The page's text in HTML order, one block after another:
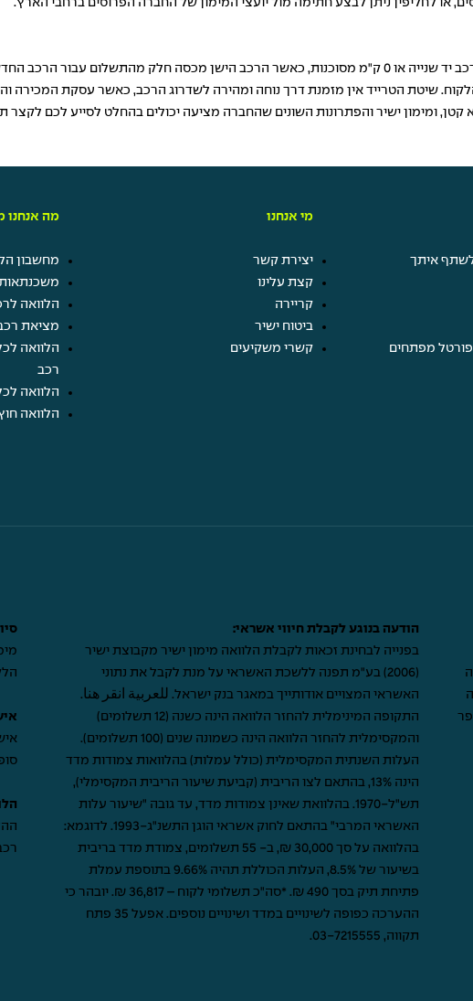
או לחליפין ניתן לבצע חתימה מול יועצי המימון של החברה הפרוסים ברחבי הארץ.
אנשים רבים רוכשים רכבים בשיטת הטרייד אין במסגרת קניית רכב יד שנייה או 0 ק"מ מסוכנות, כאשר הרכב
שיטת הטרייד אין מזמנת דרך נוחה ומהירה לשדרוג הרכב, כאשר עסקת המכירה
ומימון ישיר והפתרונות השונים שהחברה מציעה יכולים בהחלט לסייע לכם
איתך
מפתחים
מי אנחנו
יצירת קשר
קצת עלינו
קריירה
ביטוח ישיר
קשרי משקיעים
מה אנחנו
מחשבון
הלוואה
מציאת
הלוואה
רכב
הלוואה
הלוואה
בע"מ, מספר
הודעה בנוגע לקבלת חיווי אשראי:
בפנייה לבחינת זכאות לקבלת הלוואה מימון ישיר מקבוצת ישיר
(2006) בע"מ תפנה ללשכת האשראי על מנת לקבל את נתוני
האשראי המצויים אודותייך במאגר בנק ישראל. للعربية انقر هنا .
התקופה המינימלית להחזר הלוואה הינה כשנה (12 תשלומים)
והמקסימלית להחזר הלוואה הינה כשמונה שנים (100 תשלומים).
העלות השנתית המקסימלית (כולל עמלות) בהלוואות צמודות מדד
הינה 13%, בהתאם לצו הריבית (קביעת שיעור הריבית המקסימלי),
תש"ל-1970. בהלוואת שאינן צמודות מדד, עד גובה "שיעור עלות
האשראי המרבי" בהתאם לחוק אשראי הוגן התשנ"ג-1993. לדוגמא:
בהלוואה על סך 30,000 ₪, ב- 55 תשלומים, צמודת מדד בריבית
בשיעור של 8.5%, העלות הכוללת תהיה 9.66% בתוספת עמלת
פתיחת תיק בסך 490 ₪. *סה"כ תשלומי לקוח – 36,817 ₪. יובהר כי
ההערכה כפופה לשינויים במדד ושינויים נוספים. אפעל 35 פתח
תקווה, 03-7215555
.